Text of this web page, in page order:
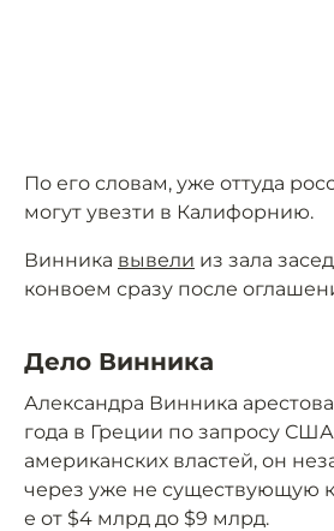
По его словам, уже оттуда
могут увезти в Калифорнию.
Винника вывели из зала
конвоем сразу после
Дело Винника
Александра Винника
года в Греции по запросу
американских властей, он
через уже не существующую
е от $4 млрд до $9 млрд.